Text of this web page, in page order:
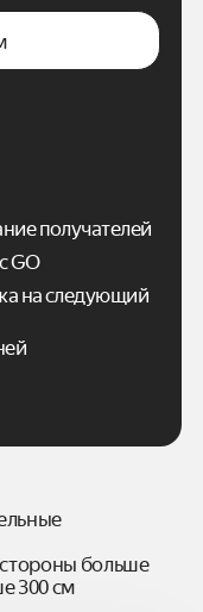
получателей
GO
на следующий
больше
300 см